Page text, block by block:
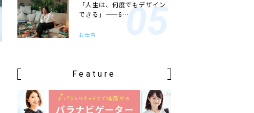
「人生は、何度でもデザイン
できる」——6…
お仕事
Feature